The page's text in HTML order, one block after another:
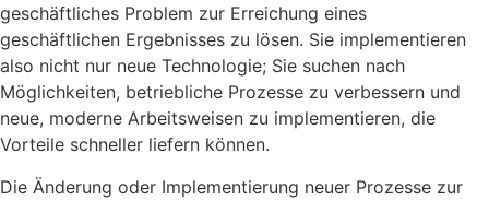
geschäftliches Problem zur Erreichung eines
geschäftlichen Ergebnisses zu lösen. Sie implementieren
also nicht nur neue Technologie; Sie suchen nach
Möglichkeiten, betriebliche Prozesse zu verbessern und
neue, moderne Arbeitsweisen zu implementieren, die
Vorteile schneller liefern können.
Die Änderung oder Implementierung neuer Prozesse zur